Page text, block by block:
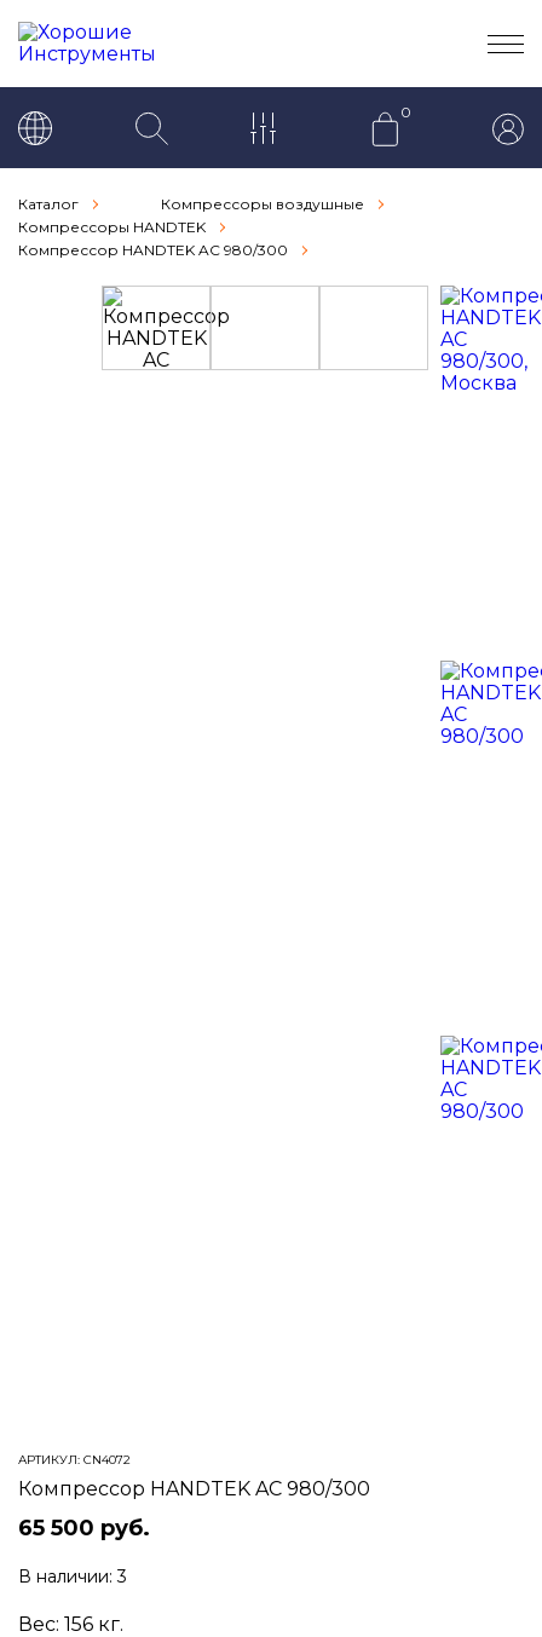
0
Каталог
Компрессоры воздушные
Компрессоры HANDTEK
Компрессор HANDTEK AC 980/300
АРТИКУЛ: CN4072
Компрессор HANDTEK AC 980/300
65 500 руб.
В наличии:3
Вес: 156 кг.